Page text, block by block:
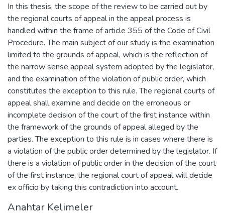
In this thesis, the scope of the review to be carried out by
the regional courts of appeal in the appeal process is
handled within the frame of article 355 of the Code of Civil
Procedure. The main subject of our study is the examination
limited to the grounds of appeal, which is the reflection of
the narrow sense appeal system adopted by the legislator,
and the examination of the violation of public order, which
constitutes the exception to this rule. The regional courts of
appeal shall examine and decide on the erroneous or
incomplete decision of the court of the first instance within
the framework of the grounds of appeal alleged by the
parties. The exception to this rule is in cases where there is
a violation of the public order determined by the legislator. If
there is a violation of public order in the decision of the court
of the first instance, the regional court of appeal will decide
ex officio by taking this contradiction into account.
Anahtar Kelimeler